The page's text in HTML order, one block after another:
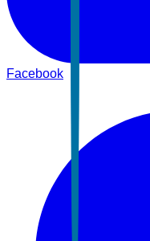
Facebook